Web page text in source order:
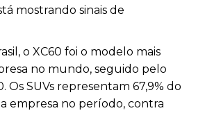
mostrando sinais de
o XC60 foi o modelo mais
no mundo, seguido pelo
Os SUVs representam 67,9% do
empresa no período, contra